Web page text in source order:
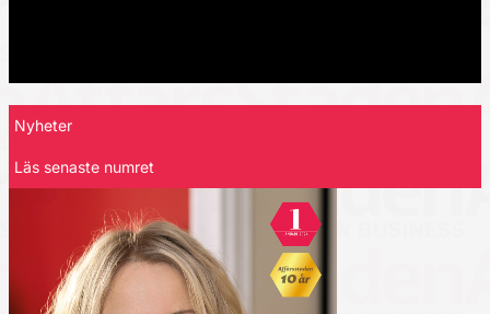
Nyheter
Läs senaste numret